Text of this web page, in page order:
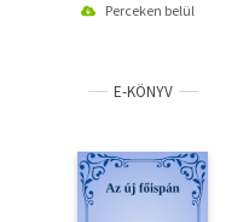
Perceken belül
E-KÖNYV